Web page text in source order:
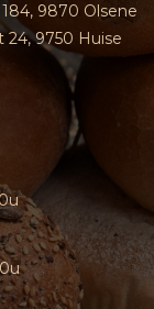
9870 Olsene
24, 9750 Huise